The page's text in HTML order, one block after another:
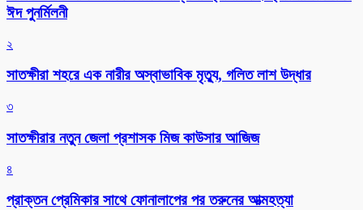
ঈদ পুনর্মিলনী
২
সাতক্ষীরা শহরে এক নারীর অস্বাভাবিক মৃত্যু, গলিত লাশ উদ্ধার
৩
সাতক্ষীরার নতুন জেলা প্রশাসক মিজ কাউসার আজিজ
৪
প্রাক্তন প্রেমিকার সাথে ফোনালাপের পর তরুনের আত্মহত্যা